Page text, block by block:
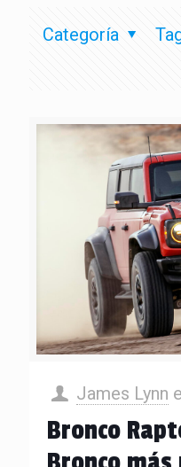
Categoría
James Lynn
Bronco